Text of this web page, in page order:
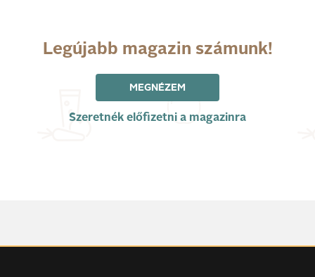
Legújabb magazin számunk!
MEGNÉZEM
Szeretnék előfizetni a magazinra